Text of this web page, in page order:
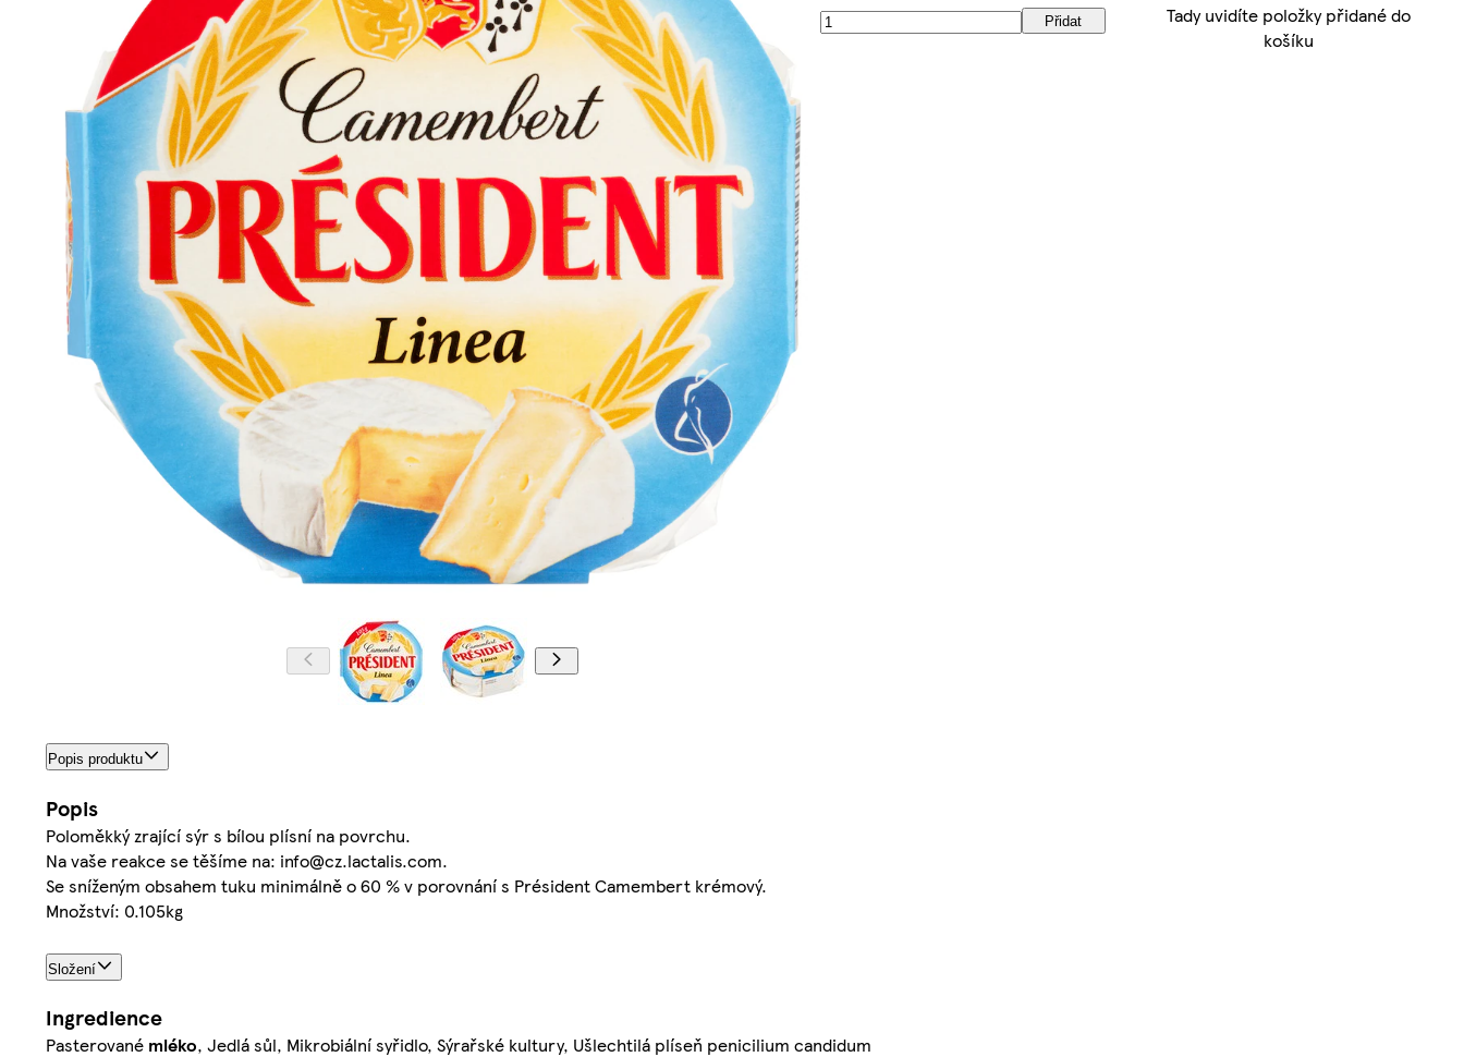
Přidat
Popis produktu
Popis
Poloměkký zrající sýr s bílou plísní na povrchu.
Na vaše reakce se těšíme na: info@cz.lactalis.com.
Se sníženým obsahem tuku minimálně o 60 % v porovnání s Président Camembert krémový.
Množství: 0.105kg
Složení
Ingredience
Pasterované mléko, Jedlá sůl, Mikrobiální syřidlo, Sýrařské kultury, Ušlechtilá plíseň penicilium candidum
Tady uvidíte položky přidané do
košíku